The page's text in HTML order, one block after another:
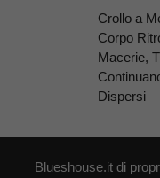
Crollo a
Corpo
Macerie,
Dispersi
Blueshouse.it di